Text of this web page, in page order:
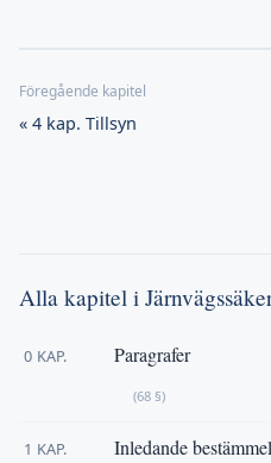
« 4 kap. Tillsyn
Alla kapitel i
0 KAP. Paragrafer
(68 §)
1 KAP. Inledande